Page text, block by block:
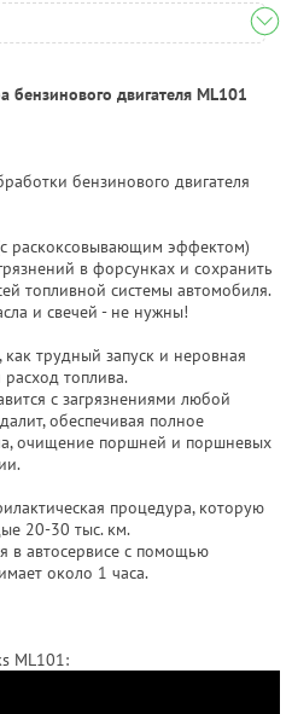
двигателя ML101
бензинового двигателя
эффектом)
в форсунках и сохранить
топливной системы автомобиля.
и свечей - не нужны!
трудный запуск и неровная
топлива.
с загрязнениями любой
обеспечивая полное
очищение поршней и поршневых
процедура, которую
20-30 тыс. км.
в автосервисе с помощью
около 1 часа.
ML101: